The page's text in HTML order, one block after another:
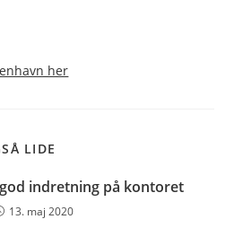
her
LIDE
indretning på kontoret
13. maj 2020